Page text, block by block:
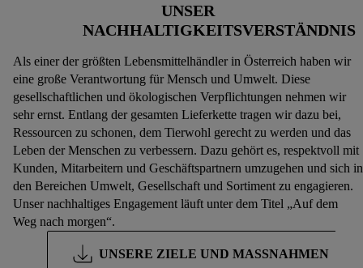
UNSER
NACHHALTIGKEITSVERSTÄNDNIS
Als einer der größten Lebensmittelhändler in Österreich haben wir
eine große Verantwortung für Mensch und Umwelt. Diese
gesellschaftlichen und ökologischen Verpflichtungen nehmen wir
sehr ernst. Entlang der gesamten Lieferkette tragen wir dazu bei,
Ressourcen zu schonen, dem Tierwohl gerecht zu werden und das
Leben der Menschen zu verbessern. Dazu gehört es, respektvoll mit
Kunden, Mitarbeitern und Geschäftspartnern umzugehen und sich in
den Bereichen Umwelt, Gesellschaft und Sortiment zu engagieren.
Unser nachhaltiges Engagement läuft unter dem Titel „Auf dem
Weg nach morgen“.
UNSERE ZIELE UND MASSNAHMEN